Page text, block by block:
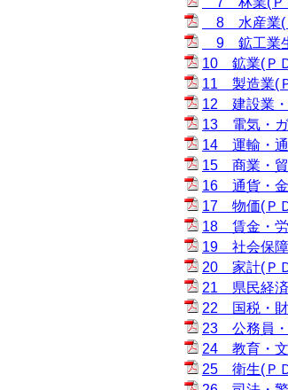
8 水産業(
9 鉱工業生
10 鉱業(Ｐ
11 製造業(
12 建設業・
13 電気・ガ
14 運輸・通
15 商業・貿
16 通貨・金
17 物価(Ｐ
18 賃金・労
19 社会保障
20 家計(Ｐ
21 県民経済
22 国税・財
23 公務員・
24 教育・文
25 衛生(Ｐ